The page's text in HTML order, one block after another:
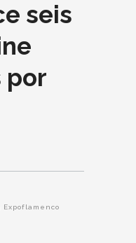
seis
por
Expoflamenco